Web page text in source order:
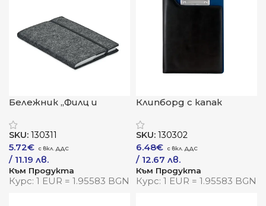
Бележник „Филц и
SKU: 130311
5.72€
/ 11.19 лв.
Към Продукта
Курс: 1 EUR = 1.95583 BGN
Клипборд с капак
SKU: 130302
6.48€
/ 12.67 лв.
Към Продукта
Курс: 1 EUR = 1.95583 BGN